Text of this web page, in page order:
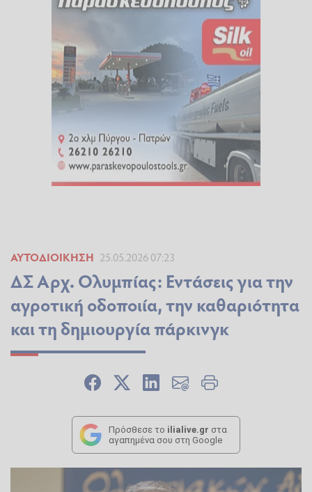
ΑΥΤΟΔΙΟΊΚΗΣΗ 25.05.2026 07:23
ΔΣ Αρχ. Ολυμπίας: Εντάσεις για την
αγροτική οδοποιία, την καθαριότητα
και τη δημιουργία πάρκινγκ
Πρόσθεσε το ilialive.gr στα
αγαπημένα σου στη Google